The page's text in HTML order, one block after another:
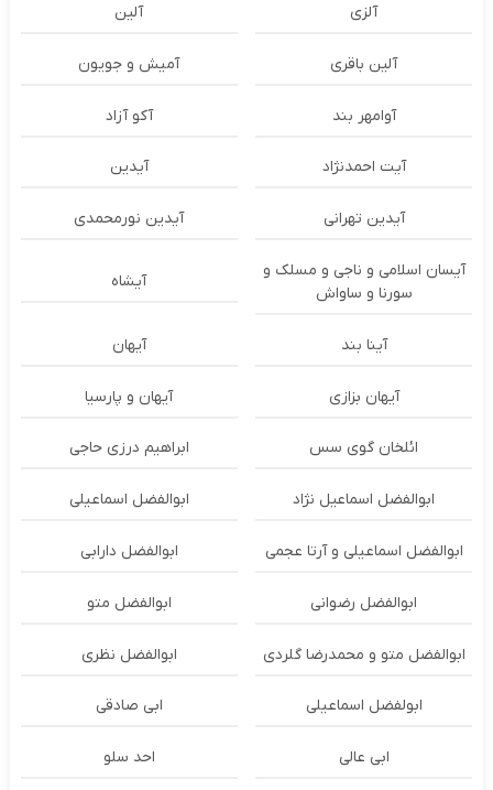
آلزی آلین
آلین باقری آمیش و جویون
آوامهر بند آکو آزاد
آیت احمدنژاد آیدین
آیدین تهرانی آیدین نورمحمدی
آیسان اسلامی و ناجی و مسلک و
سورنا و ساواش
آیشاه
آینا بند آیهان
آیهان بزازی آیهان و پارسیا
ائلخان گوی سس ابراهیم درزی حاجی
ابوالفضل اسماعیل نژاد ابوالفضل اسماعیلی
ابوالفضل اسماعیلی و آرتا عجمی ابوالفضل دارابی
ابوالفضل رضوانی ابوالفضل متو
ابوالفضل متو و محمدرضا گلردی ابوالفضل نظری
ابولفضل اسماعیلی ابی صادقی
ابی عالی احد سلو